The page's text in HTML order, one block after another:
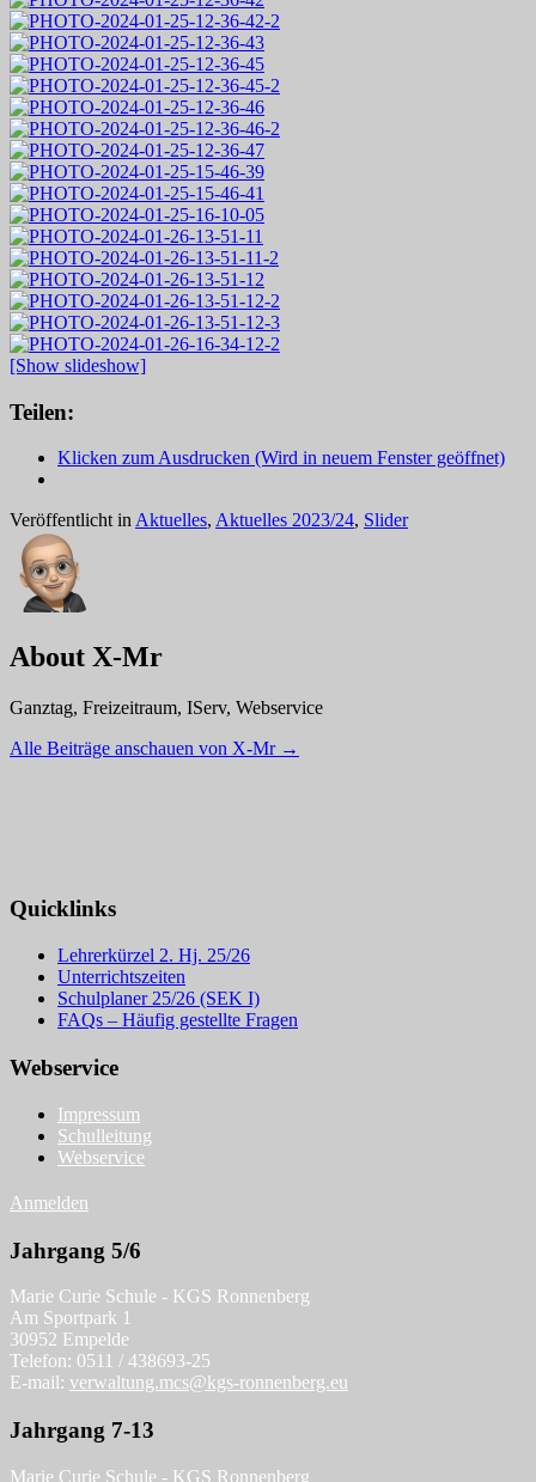
[Show slideshow]
Teilen:
Klicken zum Ausdrucken (Wird in neuem Fenster geöffnet)
Veröffentlicht in Aktuelles, Aktuelles 2023/24, Slider
About X-Mr
Ganztag, Freizeitraum, IServ, Webservice
Alle Beiträge anschauen von X-Mr →
Quicklinks
Lehrerkürzel 2. Hj. 25/26
Unterrichtszeiten
Schulplaner 25/26 (SEK I)
FAQs – Häufig gestellte Fragen
Webservice
Impressum
Schulleitung
Webservice
Anmelden
Jahrgang 5/6
Marie Curie Schule - KGS Ronnenberg
Am Sportpark 1
30952 Empelde
Telefon: 0511 / 438693-25
E-mail: verwaltung.mcs@kgs-ronnenberg.eu
Jahrgang 7-13
Marie Curie Schule - KGS Ronnenberg